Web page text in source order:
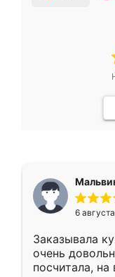
6
Заказывала
очень
посчитала, на